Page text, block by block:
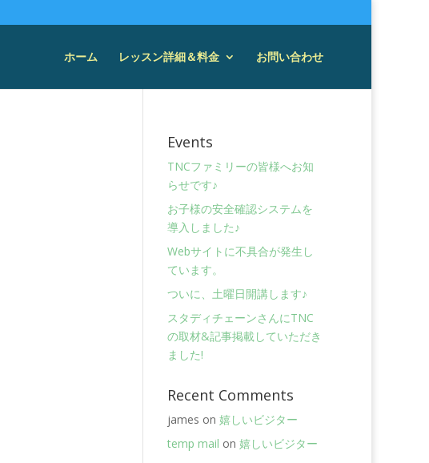
ホーム レッスン詳細＆料金 お問い合わせ
Events
TNCファミリーの皆様へお知
らせです♪
お子様の安全確認システムを
導入しました♪
Webサイトに不具合が発生し
ています。
ついに、土曜日開講します♪
スタディチェーンさんにTNC
の取材&記事掲載していただき
ました!
Recent Comments
james on 嬉しいビジター
temp mail on 嬉しいビジター